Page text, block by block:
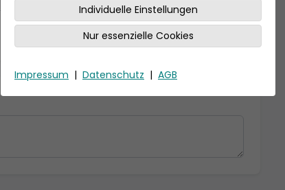
Individuelle Einstellungen
Nur essenzielle Cookies
Impressum | Datenschutz | AGB